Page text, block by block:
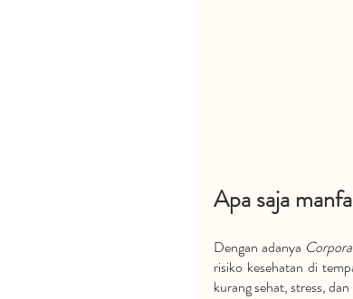
Apa saja
Dengan adanya
risiko kesehatan di
kurang sehat, stress,